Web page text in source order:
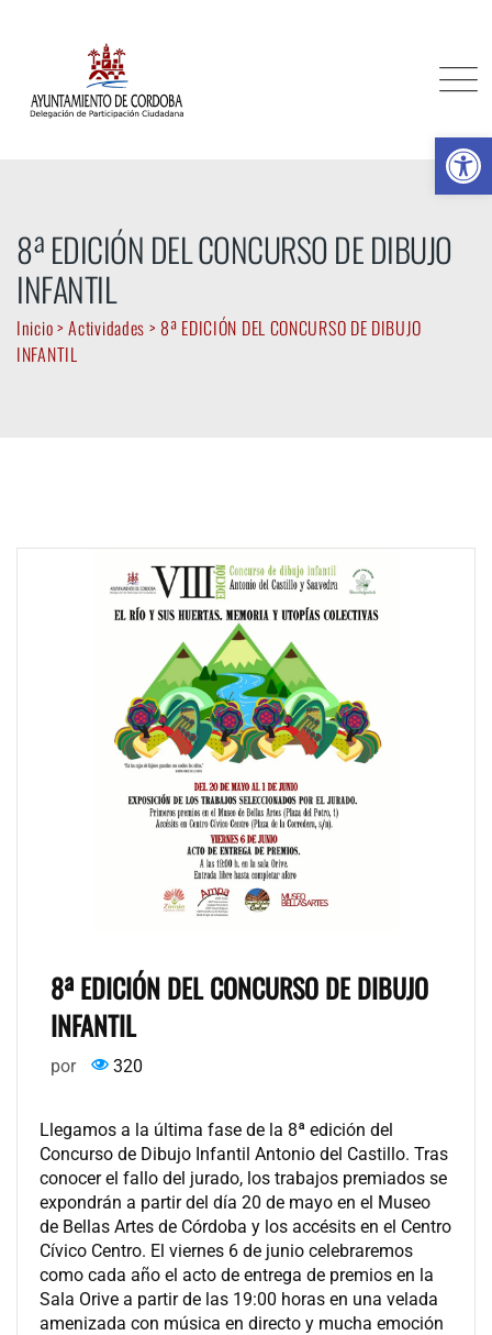
8ª EDICIÓN DEL CONCURSO DE DIBUJO
INFANTIL
Inicio>Actividades > 8ª EDICIÓN DEL CONCURSO DE DIBUJO
INFANTIL
8ª EDICIÓN DEL CONCURSO DE DIBUJO
INFANTIL
por 320
Llegamos a la última fase de la 8ª edición del
Concurso de Dibujo Infantil Antonio del Castillo. Tras
conocer el fallo del jurado, los trabajos premiados se
expondrán a partir del día 20 de mayo en el Museo
de Bellas Artes de Córdoba y los accésits en el Centro
Cívico Centro. El viernes 6 de junio celebraremos
como cada año el acto de entrega de premios en la
Sala Orive a partir de las 19:00 horas en una velada
amenizada con música en directo y mucha emoción